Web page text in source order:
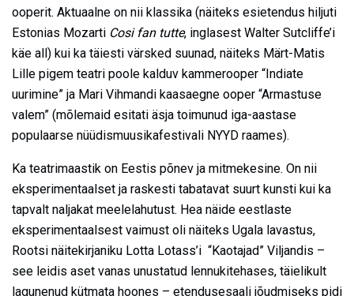
ooperit. Aktuaalne on nii klassika (näiteks esietendus hiljuti
Estonias Mozarti Cosi fan tutte, inglasest Walter Sutcliffe’i
käe all) kui ka täiesti värsked suunad, näiteks Märt-Matis
Lille pigem teatri poole kalduv kammerooper “Indiate
uurimine” ja Mari Vihmandi kaasaegne ooper “Armastuse
valem” (mõlemaid esitati äsja toimunud iga-aastase
populaarse nüüdismuusikafestivali NYYD raames).
Ka teatrimaastik on Eestis põnev ja mitmekesine. On nii
eksperimentaalset ja raskesti tabatavat suurt kunsti kui ka
tapvalt naljakat meelelahutust. Hea näide eestlaste
eksperimentaalsest vaimust oli näiteks Ugala lavastus,
Rootsi näitekirjaniku Lotta Lotass’i “Kaotajad” Viljandis –
see leidis aset vanas unustatud lennukitehases, täielikult
lagunenud kütmata hoones – etendusesaali jõudmiseks pidi